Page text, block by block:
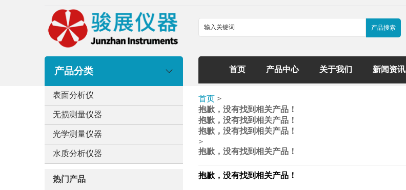
产品分类 首页 产品中心 关于我们 新闻资讯
表面分析仪
无损测量仪器
光学测量仪器
水质分析仪器
热门产品
首页 >
抱歉，没有找到相关产品！
抱歉，没有找到相关产品！
抱歉，没有找到相关产品！
>
抱歉，没有找到相关产品！
抱歉，没有找到相关产品！